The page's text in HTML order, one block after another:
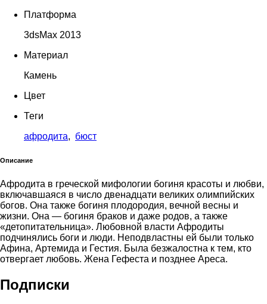
Платформа
3dsMax 2013
Материал
Камень
Цвет
Теги
афродита, бюст
Описание
Афродита в греческой мифологии богиня красоты и любви,
включавшаяся в число двенадцати великих олимпийских
богов. Она также богиня плодородия, вечной весны и
жизни. Она — богиня браков и даже родов, а также
«детопитательница». Любовной власти Афродиты
подчинялись боги и люди. Неподвластны ей были только
Афина, Артемида и Гестия. Была безжалостна к тем, кто
отвергает любовь. Жена Гефеста и позднее Ареса.
Подписки